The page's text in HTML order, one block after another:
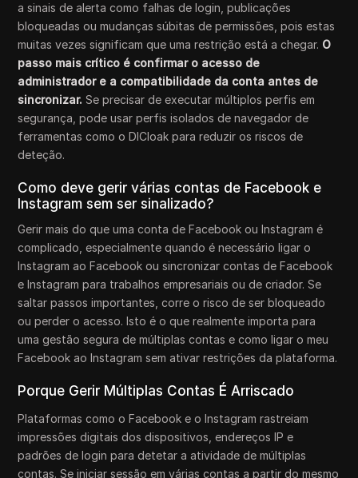
a sinais de alerta como falhas de login, publicações
bloqueadas ou mudanças súbitas de permissões, pois estas
muitas vezes significam que uma restrição está a chegar. O
passo mais crítico é confirmar o acesso de
administrador e a compatibilidade da conta antes de
sincronizar. Se precisar de executar múltiplos perfis em
segurança, pode usar perfis isolados de navegador de
ferramentas como o DICloak para reduzir os riscos de
deteção.
Como deve gerir várias contas de Facebook e
Instagram sem ser sinalizado?
Gerir mais do que uma conta de Facebook ou Instagram é
complicado, especialmente quando é necessário ligar o
Instagram ao Facebook ou sincronizar contas de Facebook
e Instagram para trabalhos empresariais ou de criador. Se
saltar passos importantes, corre o risco de ser bloqueado
ou perder o acesso. Isto é o que realmente importa para
uma gestão segura de múltiplas contas e como ligar o meu
Facebook ao Instagram sem ativar restrições da plataforma.
Porque Gerir Múltiplas Contas É Arriscado
Plataformas como o Facebook e o Instagram rastreiam
impressões digitais dos dispositivos, endereços IP e
padrões de login para detetar a atividade de múltiplas
contas. Se iniciar sessão em várias contas a partir do mesmo